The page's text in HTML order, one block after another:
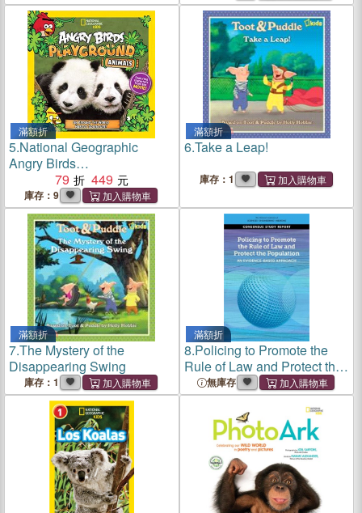
滿額折
5.National Geographic
Angry Birds
Playground―Animals
79 449
庫存：9
滿額折
6.Take a Leap!
庫存：1
滿額折
7.The Mystery of the
Disappearing Swing
庫存：1
滿額折
8.Policing to Promote the
Rule of Law and Protect the
Population: An Evidence-
Based Approach
無庫存